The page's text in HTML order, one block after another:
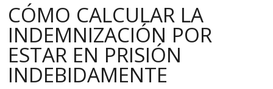
CÓMO CALCULAR LA
INDEMNIZACIÓN POR
ESTAR EN PRISIÓN
INDEBIDAMENTE